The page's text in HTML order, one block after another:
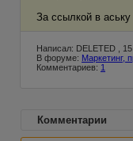
За ссылкой в
Написал: DELETED ,
В форуме: Маркетинг,
Комментариев: 1
Комментарии